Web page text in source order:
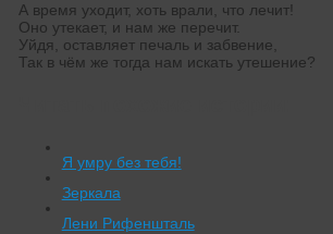
А время уходит, хоть врали, что лечит!
Оно утекает, и нам же перечит.
Уйдя, оставляет печаль и забвение,
Так в чём же тогда нам искать утешение?
Я умру без тебя!
Зеркала
Лени Рифеншталь